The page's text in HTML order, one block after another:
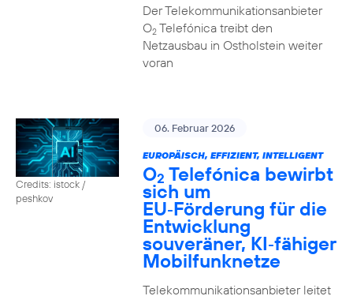
Der Telekommunikationsanbieter
O2Telefónica treibt den
Netzausbau in Ostholstein weiter
voran
Credits: istock /
peshkov
06. Februar 2026
EUROPÄISCH, EFFIZIENT, INTELLIGENT
O2 Telefónica bewirbt
sich um
EU‑Förderung für die
Entwicklung
souveräner, KI‑fähiger
Mobilfunknetze
Telekommunikationsanbieter leitet